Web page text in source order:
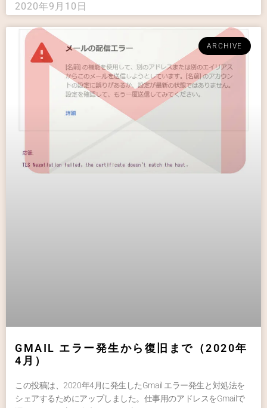
2020年9月10日
ARCHIVE
GMAIL エラー発生から復旧まで（2020年
4月）
この投稿は、2020年4月に発生したGmail エラー発生と対処法を
シェアするためにアップしました。仕事用のアドレスをGmailで